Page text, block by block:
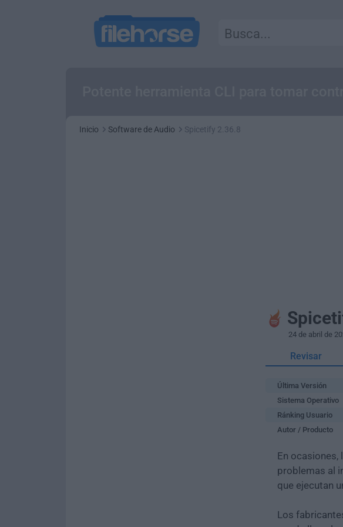
Inicio Software de Audio Spicetify 2.36.8
24 de abril de
Revisar
Última Versión
Sistema Operativo
Ránking Usuario
Autor / Producto
En
problemas al
que ejecutan
Los